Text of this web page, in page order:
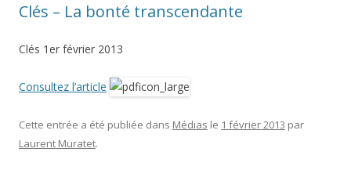
Clés – La bonté transcendante
Clés 1er février 2013
Consultez l’article
Cette entrée a été publiée dans Médias le 1 février 2013 par
Laurent Muratet.